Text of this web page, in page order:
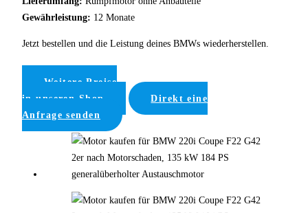
Gewährleistung: 12 Monate
Jetzt bestellen und die Leistung deines BMWs wiederherstellen.
Weitere Preise
in unseren Shop
Direkt eine
Anfrage senden